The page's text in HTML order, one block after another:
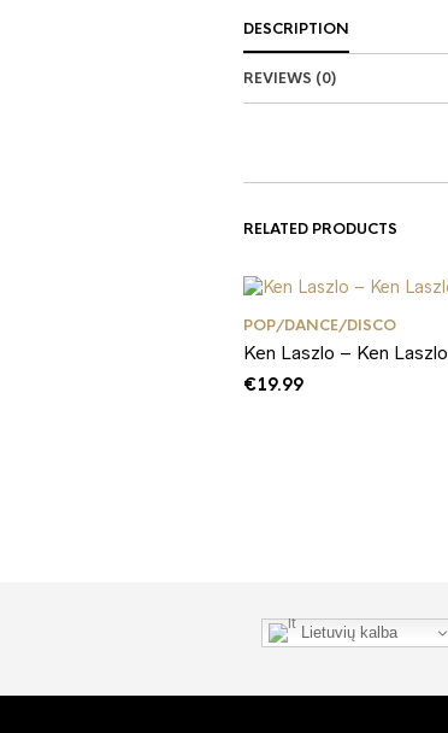
DESCRIPTION
REVIEWS (0)
RELATED PRODUCTS
POP/DANCE/DISCO
Ken Laszlo – Ken Laszlo
€19.99
Lietuvių kalba